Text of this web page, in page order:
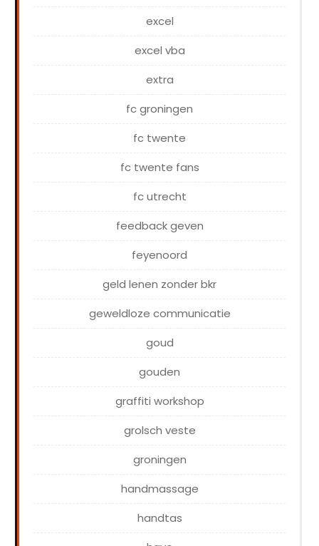
excel
excel vba
extra
fc groningen
fc twente
fc twente fans
fc utrecht
feedback geven
feyenoord
geld lenen zonder bkr
geweldloze communicatie
goud
gouden
graffiti workshop
grolsch veste
groningen
handmassage
handtas